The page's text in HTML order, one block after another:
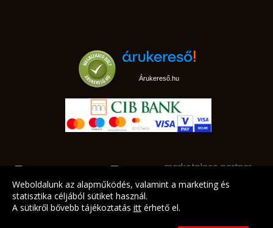
Árukereső.hu
marketplace partner
Weboldalunk az alapműködés, valamint a marketing és
statisztika céljából sütiket használ.
A sütikről bővebb tájékoztatás itt érhető el.